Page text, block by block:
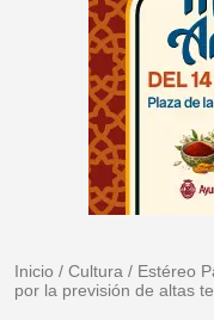
Inicio / Cultura / Estéreo
por la previsión de altas